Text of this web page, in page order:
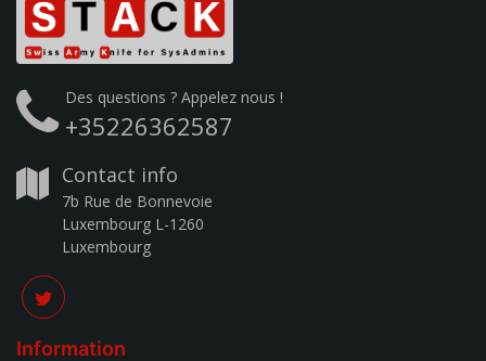
Des questions ? Appelez nous !
+35226362587
Contact info
7b Rue de Bonnevoie
Luxembourg L-1260
Luxembourg
Information